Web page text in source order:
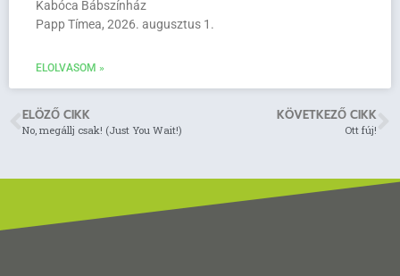
Kabóca Bábszínház
Papp Tímea, 2026. augusztus 1.
ELOLVASOM »
ELÖZŐ CIKK
No, megállj csak! (Just You Wait!)
KÖVETKEZŐ CIKK
Ott fúj!